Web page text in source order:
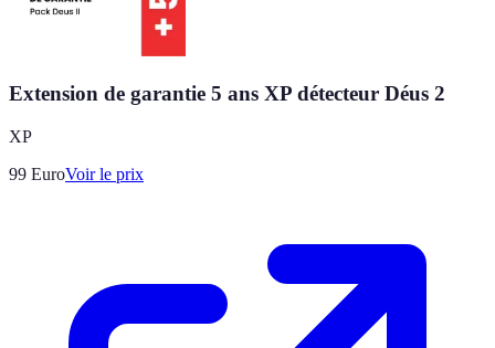
Extension de garantie 5 ans XP détecteur Déus 2
XP
99 EuroVoir le prix